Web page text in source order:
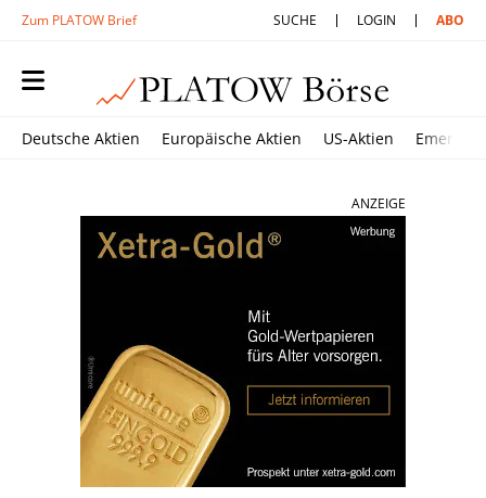
Zum PLATOW Brief SUCHE LOGIN ABO
Deutsche Aktien Europäische Aktien US-Aktien
ANZEIGE